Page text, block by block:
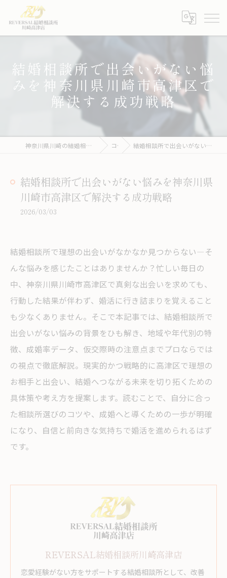
結婚相談所で出会いがない悩
みを神奈川県川崎市高津区で
解決する成功戦略
神奈川県川崎の結婚相談所ならREVERSAL結婚相談所川崎高津店 コラム 結婚相談所で出会いがない悩みを神奈川県川崎市高津区で解決する成功戦略
結婚相談所で出会いがない悩みを神奈川県
川崎市高津区で解決する成功戦略
2026/03/03
結婚相談所で理想の出会いがなかなか見つからない―そ
んな悩みを感じたことはありませんか？忙しい毎日の
中、神奈川県川崎市高津区で真剣な出会いを求めても、
行動した結果が伴わず、婚活に行き詰まりを覚えること
も少なくありません。そこで本記事では、結婚相談所で
出会いがない悩みの背景をひも解き、地域や年代別の特
徴、成婚率データ、仮交際時の注意点までプロならでは
の視点で徹底解説。現実的かつ戦略的に高津区で理想の
お相手と出会い、結婚へつながる未来を切り拓くための
具体策や考え方を提案します。読むことで、自分に合っ
た相談所選びのコツや、成婚へと導くための一歩が明確
になり、自信と前向きな気持ちで婚活を進められるはず
です。
REVERSAL結婚相談所川崎高津店
恋愛経験がない方をサポートする結婚相談所として、改善